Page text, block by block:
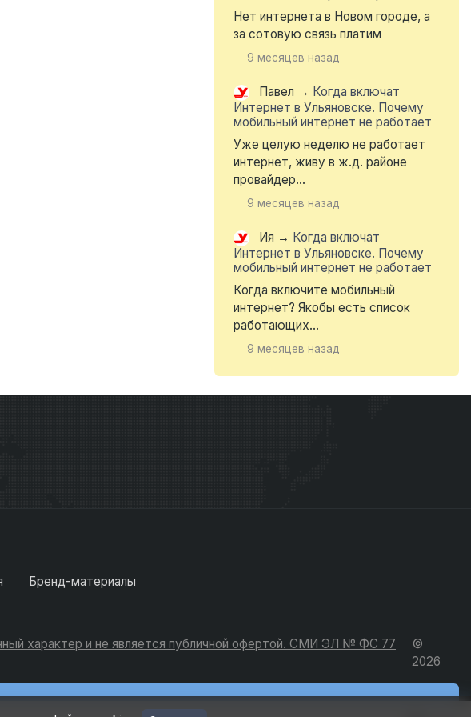
Нет интернета в Новом городе, а
за сотовую связь платим
9 месяцев назад
Павел → Когда включат
Интернет в Ульяновске. Почему
мобильный интернет не работает
Уже целую неделю не работает
интернет, живу в ж.д. районе
провайдер...
9 месяцев назад
Ия → Когда включат
Интернет в Ульяновске. Почему
мобильный интернет не работает
Когда включите мобильный
интернет? Якобы есть список
работающих...
9 месяцев назад
Бренд-материалы
характер и не является публичной офертой. СМИ ЭЛ № ФС 77
©
2026